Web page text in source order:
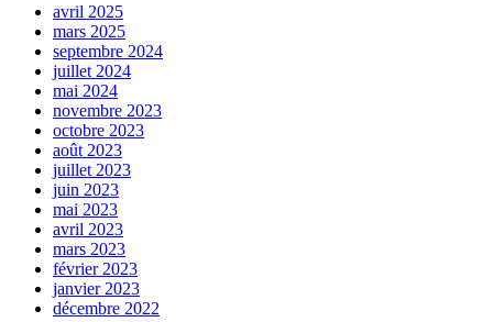
avril 2025
mars 2025
septembre 2024
juillet 2024
mai 2024
novembre 2023
octobre 2023
août 2023
juillet 2023
juin 2023
mai 2023
avril 2023
mars 2023
février 2023
janvier 2023
décembre 2022